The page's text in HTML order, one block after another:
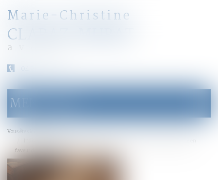
Marie-Christine
CLARAZ-MURAT
avocat
le
menu
MENU
Vous êtes ici :
faveur des nus-propriétaires